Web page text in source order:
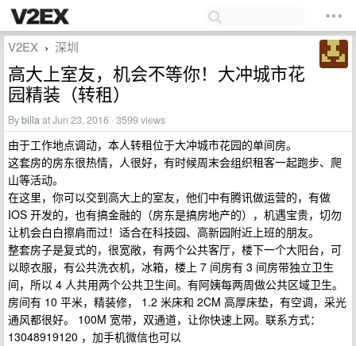
V2EX › 深圳
高大上室友，机会不等你！大冲城市花
园精装（转租）
Bybillaat Jun 23, 2016 · 3599 views
由于工作地点调动，本人转租位于大冲城市花园的单间房。
这套房的房东很热情，人很好，有时候周末会组织租客一起跑步、爬
山等活动。
在这里，你可以交到高大上的室友，他们中有腾讯做运营的，有做
IOS 开发的，也有搞金融的（房东是搞房地产的），机遇宝贵，切勿
让机会白白擦肩而过！适合在科技园、高新园附近上班的朋友。
整套房子是复式的，很宽敞，有两个公共客厅，楼下一个大阳台，可
以晾衣服，有公共洗衣机，冰箱，楼上 7 间房有 3 间房带独立卫生
间，所以 4 人共用两个公共卫生间。有阿姨每两周做公共区域卫生。
房间有 10 平米，精装修， 1.2 米床和 2CM 高厚床垫，有空调，采光
通风都很好。 100M 宽带，双通道，让你快速上网。联系方式：
13048919120 ，加手机微信也可以